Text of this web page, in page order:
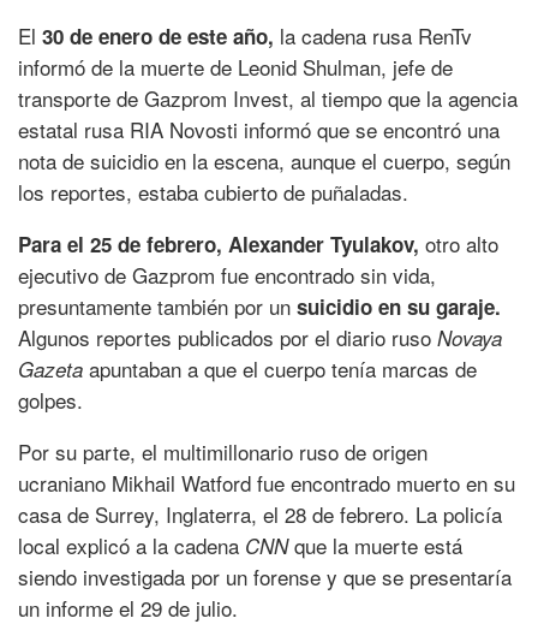
El 30 de enero de este año, la cadena rusa RenTv
informó de la muerte de Leonid Shulman, jefe de
transporte de Gazprom Invest, al tiempo que la agencia
estatal rusa RIA Novosti informó que se encontró una
nota de suicidio en la escena, aunque el cuerpo, según
los reportes, estaba cubierto de puñaladas.
Para el 25 de febrero, Alexander Tyulakov, otro alto
ejecutivo de Gazprom fue encontrado sin vida,
presuntamente también por un suicidio en su garaje.
Algunos reportes publicados por el diario ruso Novaya
Gazeta apuntaban a que el cuerpo tenía marcas de
golpes.
Por su parte, el multimillonario ruso de origen
ucraniano Mikhail Watford fue encontrado muerto en su
casa de Surrey, Inglaterra, el 28 de febrero. La policía
local explicó a la cadena CNNque la muerte está
siendo investigada por un forense y que se presentaría
un informe el 29 de julio.